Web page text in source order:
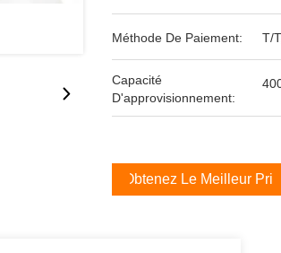
Méthode De Paiement: T/
Capacité
D'approvisionnement:
Obtenez Le Meilleur Prix